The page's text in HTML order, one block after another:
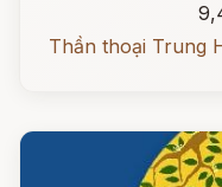
Thần thoại Trung